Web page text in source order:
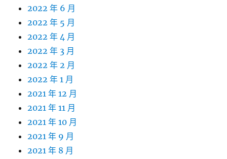
2022 年 6 月
2022 年 5 月
2022 年 4 月
2022 年 3 月
2022 年 2 月
2022 年 1 月
2021 年 12 月
2021 年 11 月
2021 年 10 月
2021 年 9 月
2021 年 8 月